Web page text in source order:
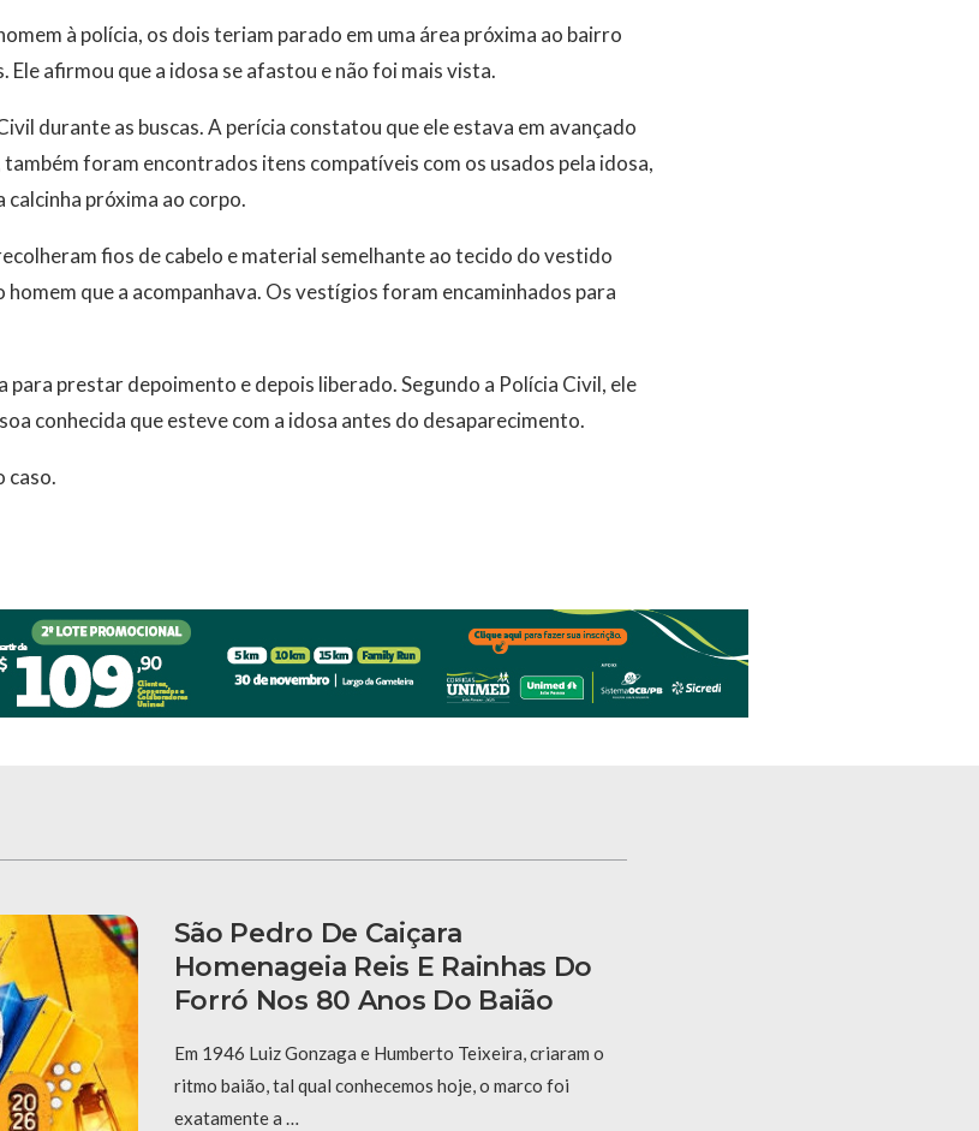
à polícia, os dois teriam parado em uma área próxima ao bairro
Ele afirmou que a idosa se afastou e não foi mais vista.
durante as buscas. A perícia constatou que ele estava em avançado
foram encontrados itens compatíveis com os usados pela idosa,
calcinha próxima ao corpo.
fios de cabelo e material semelhante ao tecido do vestido
que a acompanhava. Os vestígios foram encaminhados para
para prestar depoimento e depois liberado. Segundo a Polícia Civil, ele
conhecida que esteve com a idosa antes do desaparecimento.
caso.
São Pedro De Caiçara
Homenageia Reis E Rainhas Do
Forró Nos 80 Anos Do Baião
Em 1946 Luiz Gonzaga e Humberto Teixeira, criaram o
ritmo baião, tal qual conhecemos hoje, o marco foi
exatamente a …